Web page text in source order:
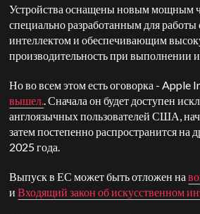
Устройства оснащены новым мощным
специально разработанным для
интеллектом и обеспечивающим
производительность при выполнении
Но во всем этом есть оговорка -
вышел.. Сначала он будет доступен
англоязычных пользователей США,
затем постепенно распространится на
2025 года.
Выпуск в ЕС может быть отложен на
иВходящий закон об искусственном